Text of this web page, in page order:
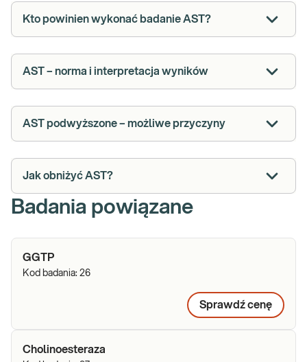
Kto powinien wykonać badanie AST?
AST – norma i interpretacja wyników
AST podwyższone – możliwe przyczyny
Jak obniżyć AST?
Badania powiązane
GGTP
Kod badania: 26
Sprawdź cenę
Cholinoesteraza